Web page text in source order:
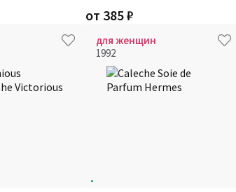
от 385₽
для женщин
1992